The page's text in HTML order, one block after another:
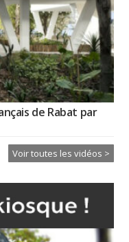
de Rabat par
Voir toutes les vidéos >